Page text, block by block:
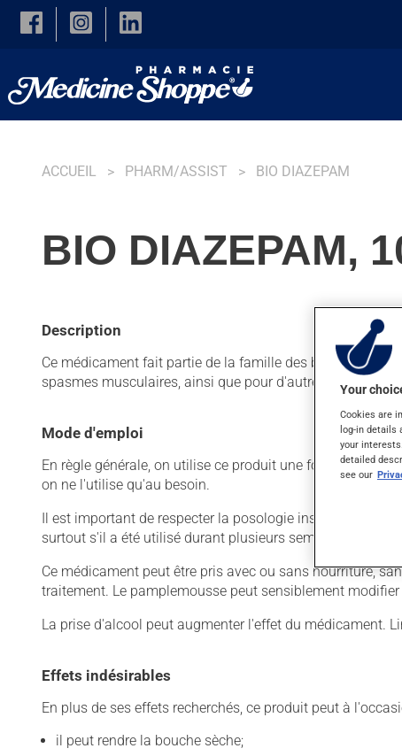
Skip to main content
ACCUEIL PHARM/ASSIST BIO DIAZEPAM
BIO DIAZEPAM,
Description
Ce médicament fait partie de la famille des
spasmes musculaires, ainsi que pour d'autres
Mode d'emploi
En règle générale, on utilise ce produit une fois par jour.
on ne l'utilise qu'au besoin.
Il est important de respecter la posologie inscrite sur
surtout s'il a été utilisé durant plusieurs semaines. Si
Ce médicament peut être pris avec ou sans nourriture,
traitement. Le pamplemousse peut sensiblement
La prise d'alcool peut augmenter l'effet du médicament.
Effets indésirables
En plus de ses effets recherchés, ce produit peut à
il peut rendre la bouche sèche;
Your
Cookies are
log-in details
your
detailed
see our